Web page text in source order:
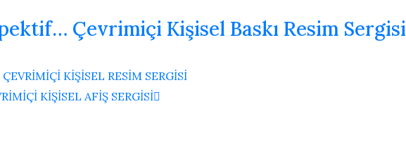
Çevrimiçi Kişisel Baskı Resim Sergisi
KİŞİSEL RESİM SERGİSİ
KİŞİSEL AFİŞ SERGİSİ